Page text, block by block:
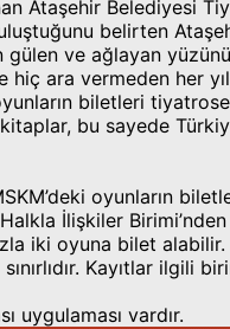
Ataşehir Belediyesi
belirten
gülen ve ağlayan
hiç ara vermeden her
biletleri
kitaplar, bu sayede
oyunların
İlişkiler
iki oyuna bilet alabilir.
Kayıtlar ilgili
uygulaması vardır.